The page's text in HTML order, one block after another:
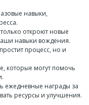
навыки,
откроют новые
навыки вождения.
процесс, но и
которые могут помочь
ежедневные награды за
ресурсы и улучшения.